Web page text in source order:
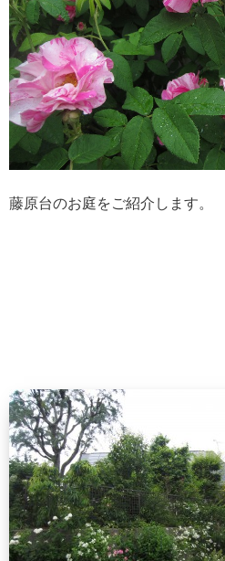
藤原台のお庭をご紹介します。